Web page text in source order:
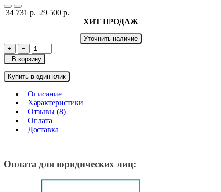
34 731 р. 29 500 р.
ХИТ ПРОДАЖ
Уточнить наличие
+
−
В корзину
Купить в один клик
Описание
Характеристики
Отзывы (8)
Оплата
Доставка
Оплата для юридических лиц: